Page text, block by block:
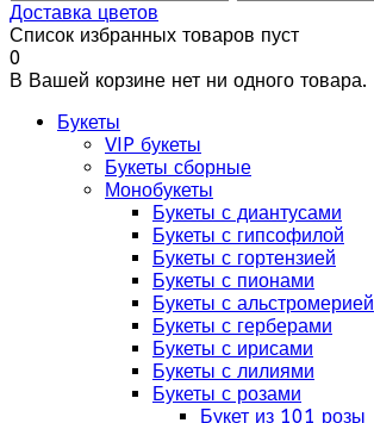
Доставка цветов
Список избранных товаров пуст
0
В Вашей корзине нет ни одного товара.
Букеты
VIP букеты
Букеты сборные
Монобукеты
Букеты с диантусами
Букеты с гипсофилой
Букеты с гортензией
Букеты с пионами
Букеты с альстромерией
Букеты с герберами
Букеты с ирисами
Букеты с лилиями
Букеты с розами
Букет из 101 розы